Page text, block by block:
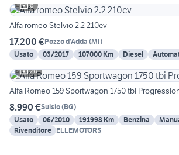
6
Alfa romeo Stelvio 2.2 210cv
17.200 €Pozzo d'Adda (MI)
Usato
03/2017 107000 Km Diesel
20
Alfa Romeo 159 Sportwagon 1750 tbi
8.990 €Suisio(BG)
Usato
06/2010 191998 Km Benzina
Rivenditore ELLEMOTORS